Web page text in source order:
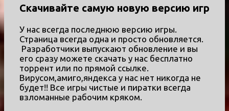
Скачивайте самую новую версию игр
У нас всегда последнюю версию игры.
Страница всегда одна и просто обновляется.
Разработчики выпускают обновление и вы
его сразу можете скачать у нас бесплатно
торрент или по прямой ссылке.
Вирусом,амиго,яндекса у нас нет никогда не
будет!! Все игры чистые и пиратки всегда
взломанные рабочим кряком.